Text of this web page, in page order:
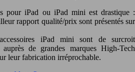
pour iPad ou iPad mini est drastique :
rapport qualité/prix sont présentés sur
iPad mini sont de surcroit
auprès de grandes marques High-Tech
leur fabrication irréprochable.